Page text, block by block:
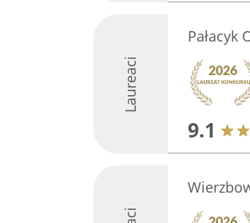
Laureaci
Pałacyk
9.1